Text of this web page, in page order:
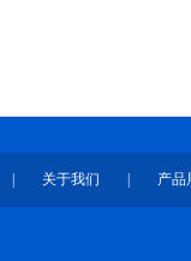
关于我们 产品